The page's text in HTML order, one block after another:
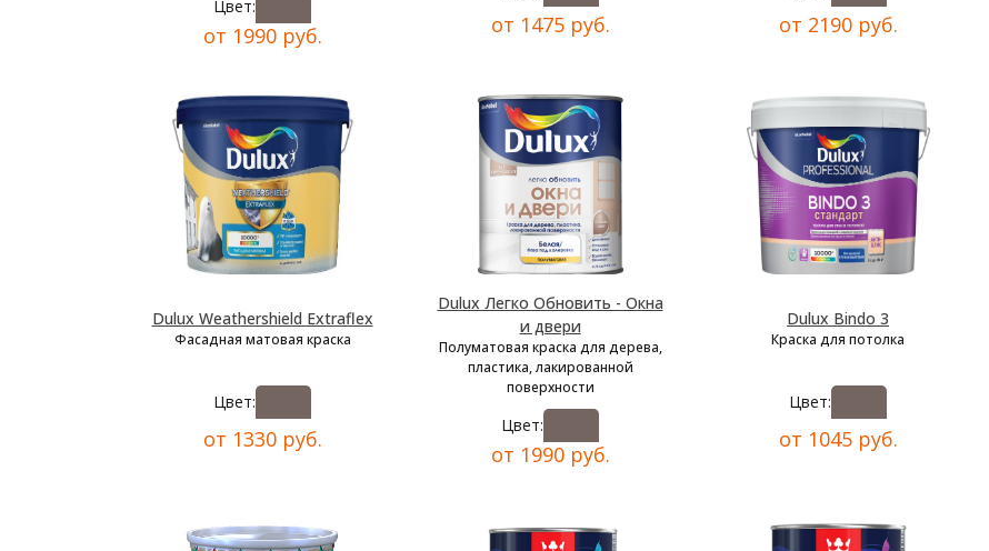
Цвет:
от 1990 руб. от 1475 руб. от 2190 руб.
Dulux Weathershield Extraflex
Фасадная матовая краска
Цвет:
от 1330 руб.
Dulux Легко Обновить - Окна
и двери
Полуматовая краска для дерева,
пластика, лакированной
поверхности
Цвет:
от 1990 руб.
Dulux Bindo 3
Краска для потолка
Цвет:
от 1045 руб.